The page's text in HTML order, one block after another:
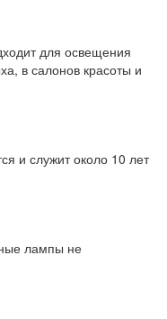
для освещения
в салонов красоты и
и служит около 10 лет
лампы не